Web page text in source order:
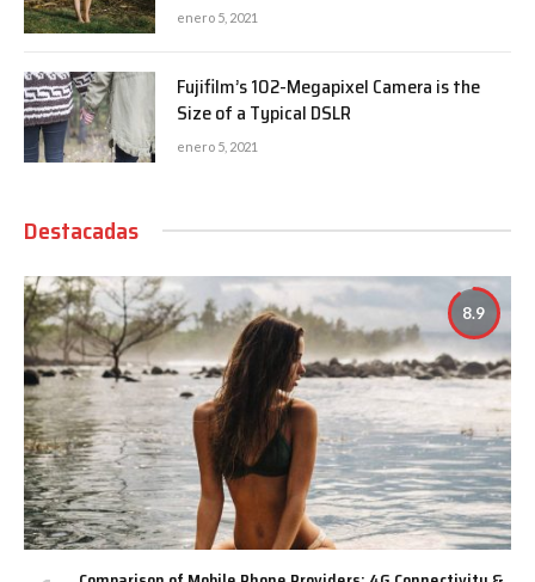
enero 5, 2021
Fujifilm’s 102-Megapixel Camera is the
Size of a Typical DSLR
enero 5, 2021
Destacadas
8.9